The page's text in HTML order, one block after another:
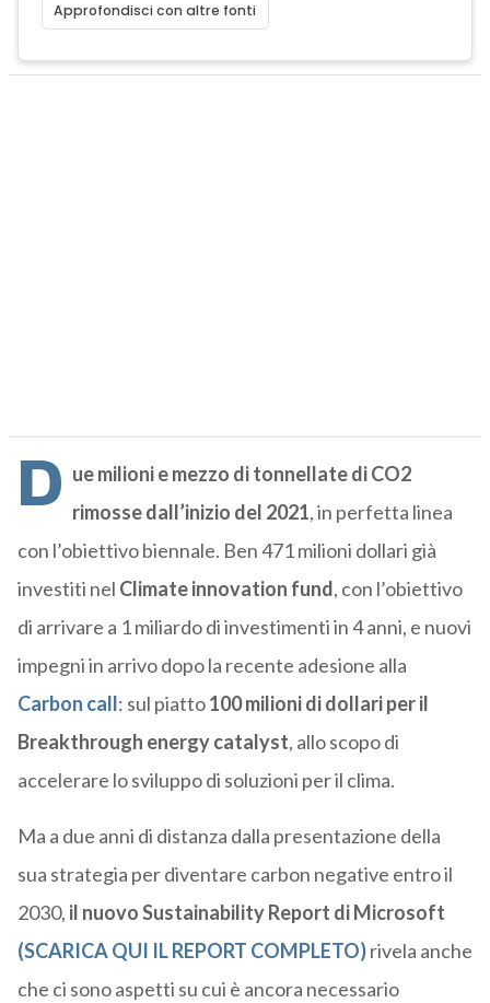
Approfondisci con altre fonti
D ue milioni e mezzo di tonnellate di CO2
rimosse dall’inizio del 2021, in perfetta linea
con l’obiettivo biennale. Ben 471 milioni dollari già
investiti nel Climate innovation fund, con l’obiettivo
di arrivare a 1 miliardo di investimenti in 4 anni, e nuovi
impegni in arrivo dopo la recente adesione alla
Carbon call: sul piatto100 milioni di dollari per il
Breakthrough energy catalyst, allo scopo di
accelerare lo sviluppo di soluzioni per il clima.
Ma a due anni di distanza dalla presentazione della
sua strategia per diventare carbon negative entro il
2030, il nuovo Sustainability Report di Microsoft
(SCARICA QUI IL REPORT COMPLETO)rivela anche
che ci sono aspetti su cui è ancora necessario